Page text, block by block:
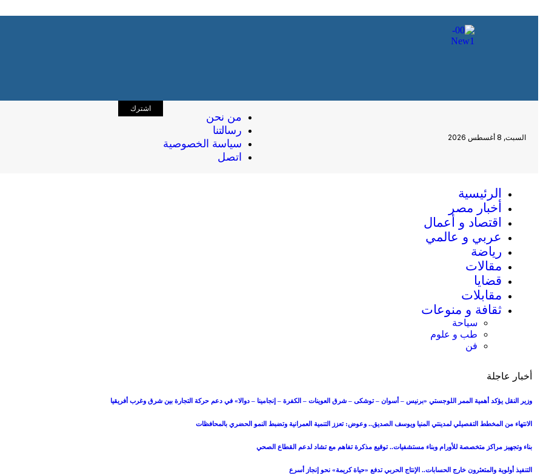
السبت, 8 أغسطس 2026
من نحن
رسالتنا
سياسة الخصوصية
اتصل
اشترك
الرئيسية
أخبار مصر
اقتصاد و أعمال
عربي و عالمي
رياضة
مقالات
قضايا
مقابلات
ثقافة و منوعات
سياحة
طب و علوم
فن
أخبار عاجلة
وزير النقل يؤكد أهمية الممر اللوجستي «برنيس – أسوان – توشكى – شرق العوينات – الكفرة – إنجامينا – دوالا» في دعم حركة التجارة بين شرق وغرب أفريقيا
الانتهاء من المخطط التفصيلي لمدينتي المنيا ويوسف الصديق.. وعوض: تعزز التنمية العمرانية وتضبط النمو الحضري بالمحافظات
بناء وتجهيز مراكز متخصصة للأورام وبناء مستشفيات.. توقيع مذكرة تفاهم مع تشاد لدعم القطاع الصحي
التنفيذ أولوية والمتعثرون خارج الحسابات.. الإنتاج الحربي تدفع «حياة كريمة» نحو إنجاز أسرع